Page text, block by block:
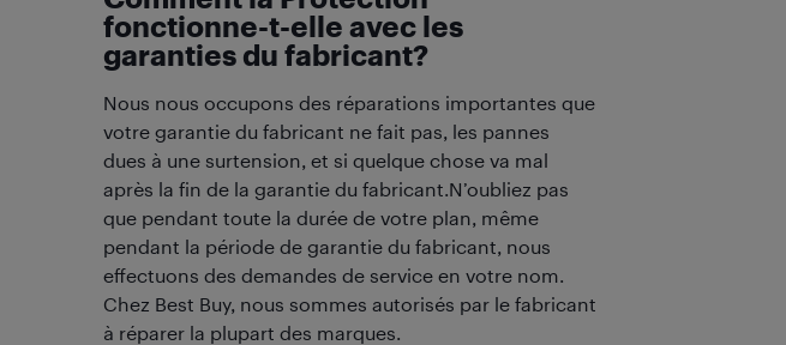
fonctionne-t-elle avec les
garanties du fabricant?
Nous nous occupons des réparations importantes que
votre garantie du fabricant ne fait pas, les pannes
dues à une surtension, et si quelque chose va mal
après la fin de la garantie du fabricant.N’oubliez pas
que pendant toute la durée de votre plan, même
pendant la période de garantie du fabricant, nous
effectuons des demandes de service en votre nom.
Chez Best Buy, nous sommes autorisés par le fabricant
à réparer la plupart des marques.